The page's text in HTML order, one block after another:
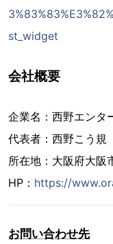
st_widget
会社概要
企業名：西野エンタ
代表者：西野こう規
所在地：大阪府大
HP： https://
お問い合わせ先